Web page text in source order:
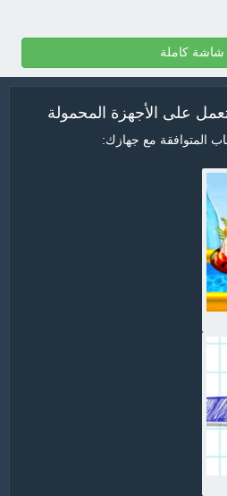
شاشة كاملة
تعمل على الأجهزة المحمولة
المتوافقة مع جهازك: